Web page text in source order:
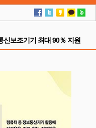
연재소설
보조기기 최대 90％ 지원